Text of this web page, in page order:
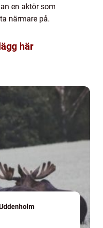
en aktör som
närmare på.
här